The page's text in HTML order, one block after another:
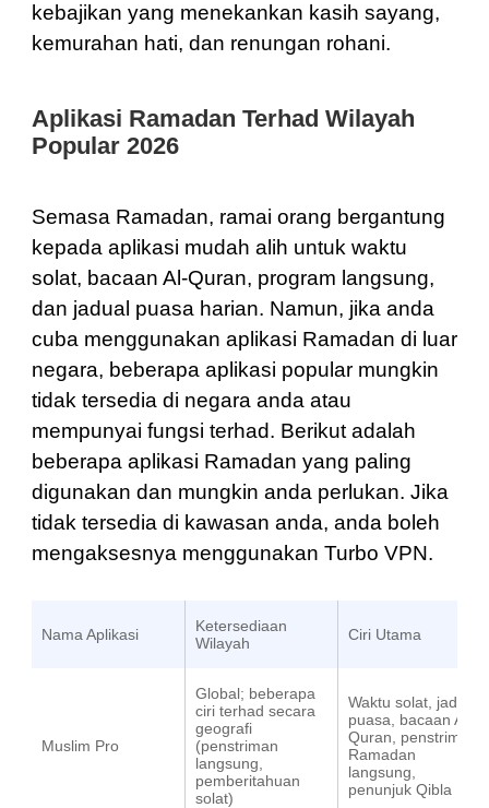
kebajikan yang menekankan kasih sayang,
kemurahan hati, dan renungan rohani.
Aplikasi Ramadan Terhad Wilayah
Popular 2026
Semasa Ramadan, ramai orang bergantung
kepada aplikasi mudah alih untuk waktu
solat, bacaan Al-Quran, program langsung,
dan jadual puasa harian. Namun, jika anda
cuba menggunakan aplikasi Ramadan di luar
negara, beberapa aplikasi popular mungkin
tidak tersedia di negara anda atau
mempunyai fungsi terhad. Berikut adalah
beberapa aplikasi Ramadan yang paling
digunakan dan mungkin anda perlukan. Jika
tidak tersedia di kawasan anda, anda boleh
mengaksesnya menggunakan Turbo VPN.
Nama Aplikasi
Ketersediaan
Wilayah
Ciri Utama
Muslim Pro
Global; beberapa
ciri terhad secara
geografi
(penstriman
langsung,
pemberitahuan
solat)
Waktu solat, jadual
puasa, bacaan Al-
Quran, penstriman
Ramadan
langsung,
penunjuk Qibla